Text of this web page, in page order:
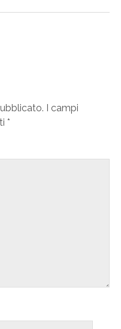
I campi
*